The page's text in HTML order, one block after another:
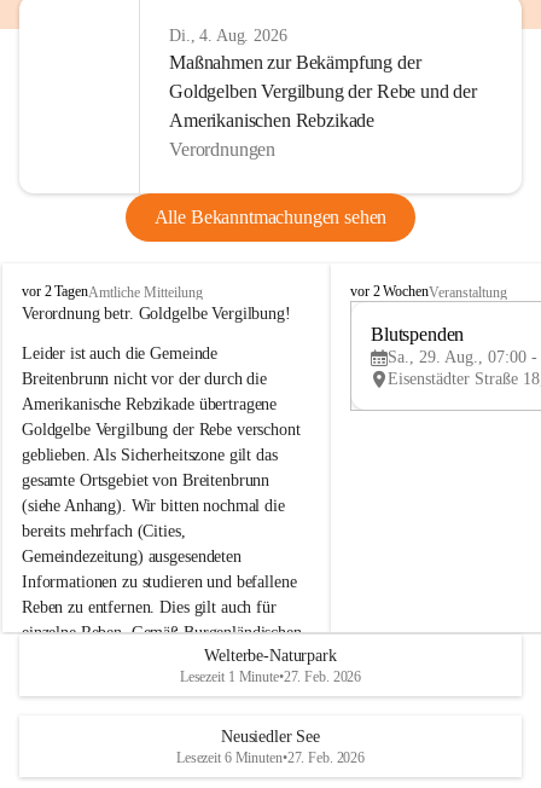
Di., 4. Aug. 2026
Maßnahmen zur Bekämpfung der
Goldgelben Vergilbung der Rebe und der
Amerikanischen Rebzikade
Verordnungen
Alle Bekanntmachungen sehen
B
r
i
t
e
n
b
r
u
n
n
a
m
N
e
u
e
vor 2 TagenAmtliche Mitteilung
Verordnung betr. Goldgelbe Vergilbung!
Leider ist auch die Gemeinde
Breitenbrunn nicht vor der durch die
Amerikanische Rebzikade übertragene
Goldgelbe Vergilbung der Rebe verschont
geblieben. Als Sicherheitszone gilt das
gesamte Ortsgebiet von Breitenbrunn
(siehe Anhang). Wir bitten nochmal die
bereits mehrfach (Cities,
Gemeindezeitung) ausgesendeten
Informationen zu studieren und befallene
Reben zu entfernen. Dies gilt auch für
einzelne Reben. Gemäß Burgenländischen
Weinbaugesetz sind nicht gepflegte oder
unzulässige Weingärten zu roden! Bitte
vor den prognostizierten Ernteausfällen
und den daraus folgenden wirtschaftlichen
B
e
u
i
l
e
vor 2 WochenVeranstaltung
Blutspenden
Sa., 29. Aug., 07:00 -
Welterbe-Naturpark
Lesezeit 1 Minute•27. Feb. 2026
Neusiedler See
Lesezeit 6 Minuten•27. Feb. 2026